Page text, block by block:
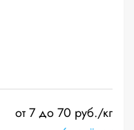
от 7 до 70 руб./кг